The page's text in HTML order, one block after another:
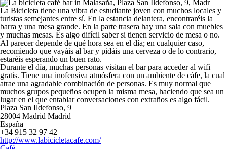
La Bicicleta tiene una vibra de estudiante joven con muchos locales y
turistas semejantes entre sí. En la estancia delantera, encontraréis la
barra y una mesa grande. En la parte trasera hay una sala con muebles
y muchas mesas. Es algo difícil saber si tienen servicio de mesa o no.
Al parecer depende de qué hora sea en el día; en cualquier caso,
recomiendo que vayáis al bar y pidáis una cerveza o de lo contrario,
estaréis esperando un buen rato.
Durante el día, muchas personas visitan el bar para acceder al wifi
gratis. Tiene una inofensiva atmósfera con un ambiente de cáfe, la cual
atrae una agradable combinación de personas. Es muy normal que
muchos grupos pequeños ocupen la misma mesa, haciendo que sea un
lugar en el que entablar conversaciones con extraños es algo fácil.
Plaza San Ildefonso, 9
28004 Madrid Madrid
España
+34 915 32 97 42
http://www.labicicletacafe.com/